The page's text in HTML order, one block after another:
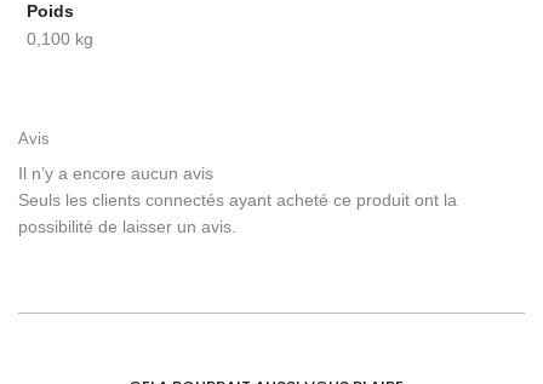
Poids
0,100 kg
Avis
Il n’y a encore aucun avis
Seuls les clients connectés ayant acheté ce produit ont la
possibilité de laisser un avis.